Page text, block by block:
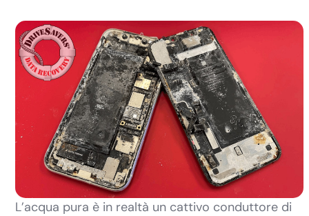
L’acqua pura è in realtà un cattivo conduttore di